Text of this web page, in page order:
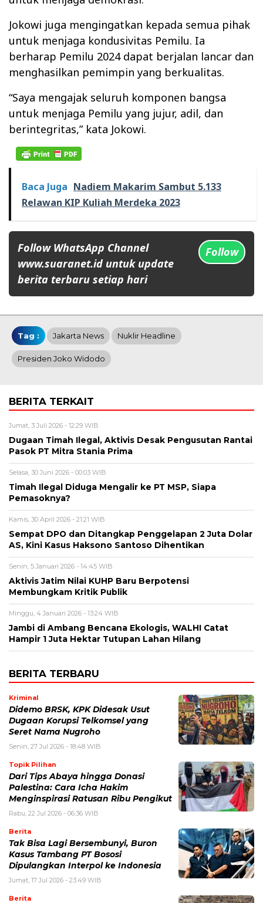
Jokowi juga mengingatkan kepada semua pihak
untuk menjaga kondusivitas Pemilu. Ia
berharap Pemilu 2024 dapat berjalan lancar dan
menghasilkan pemimpin yang berkualitas.
“Saya mengajak seluruh komponen bangsa
untuk menjaga Pemilu yang jujur, adil, dan
berintegritas,” kata Jokowi.
Baca Juga Nadiem Makarim Sambut 5.133
Relawan KIP Kuliah Merdeka 2023
Follow WhatsApp Channel
www.suaranet.id untuk update
berita terbaru setiap hari
Follow
Tag : Jakarta News Nuklir Headline
Presiden Joko Widodo
BERITA TERKAIT
Jumat, 3 Juli 2026 - 12:29 WIB
Dugaan Timah Ilegal, Aktivis Desak Pengusutan Rantai
Pasok PT Mitra Stania Prima
Selasa, 30 Juni 2026 - 00:03 WIB
Timah Ilegal Diduga Mengalir ke PT MSP, Siapa
Pemasoknya?
Kamis, 30 April 2026 - 21:21 WIB
Sempat DPO dan Ditangkap Penggelapan 2 Juta Dolar
AS, Kini Kasus Haksono Santoso Dihentikan
Senin, 5 Januari 2026 - 14:45 WIB
Aktivis Jatim Nilai KUHP Baru Berpotensi
Membungkam Kritik Publik
Minggu, 4 Januari 2026 - 13:24 WIB
Jambi di Ambang Bencana Ekologis, WALHI Catat
Hampir 1 Juta Hektar Tutupan Lahan Hilang
BERITA TERBARU
Kriminal
Didemo BRSK, KPK Didesak Usut
Dugaan Korupsi Telkomsel yang
Seret Nama Nugroho
Senin, 27 Jul 2026 - 18:48 WIB
Topik Pilihan
Dari Tips Abaya hingga Donasi
Palestina: Cara Icha Hakim
Menginspirasi Ratusan Ribu Pengikut
Rabu, 22 Jul 2026 - 06:36 WIB
Berita
Tak Bisa Lagi Bersembunyi, Buron
Kasus Tambang PT Bososi
Dipulangkan Interpol ke Indonesia
Jumat, 17 Jul 2026 - 23:49 WIB
Berita